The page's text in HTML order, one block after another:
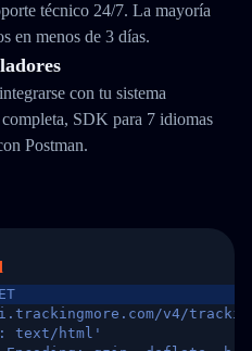
técnico 24/7. La mayoría
en menos de 3 días.
con tu sistema
SDK para 7 idiomas
Postman.
v4/trackings/
text/html'